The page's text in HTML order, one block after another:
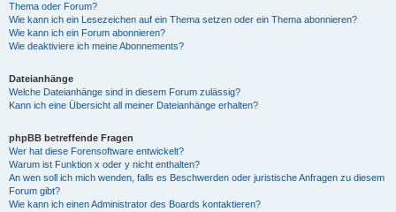
Thema oder Forum?
Wie kann ich ein Lesezeichen auf ein Thema setzen oder ein Thema abonnieren?
Wie kann ich ein Forum abonnieren?
Wie deaktiviere ich meine Abonnements?
Dateianhänge
Welche Dateianhänge sind in diesem Forum zulässig?
Kann ich eine Übersicht all meiner Dateianhänge erhalten?
phpBB betreffende Fragen
Wer hat diese Forensoftware entwickelt?
Warum ist Funktion x oder y nicht enthalten?
An wen soll ich mich wenden, falls es Beschwerden oder juristische Anfragen zu diesem
Forum gibt?
Wie kann ich einen Administrator des Boards kontaktieren?